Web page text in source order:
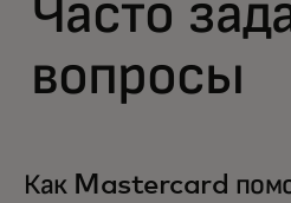
Часто
вопросы
Как Mastercard